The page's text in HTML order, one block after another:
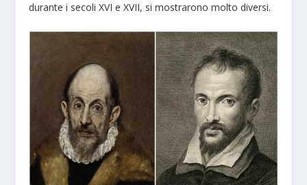
durante i secoli XVI e XVII, si mostrarono molto diversi.